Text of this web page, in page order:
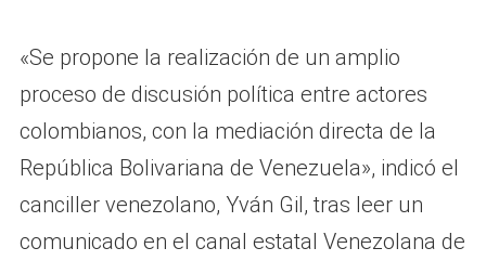
«Se propone la realización de un amplio
proceso de discusión política entre actores
colombianos, con la mediación directa de la
República Bolivariana de Venezuela», indicó el
canciller venezolano, Yván Gil, tras leer un
comunicado en el canal estatal Venezolana de